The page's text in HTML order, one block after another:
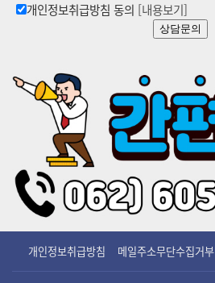
개인정보취급방침 동의 [내용보기]
상담문의
개인정보취급방침 메일주소무단수집거부